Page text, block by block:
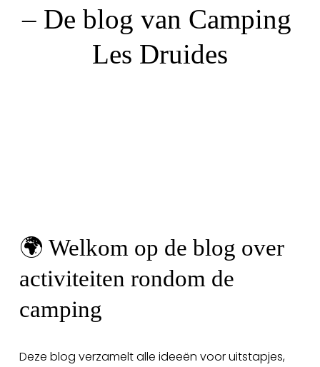
– De blog van Camping
Les Druides
🌍 Welkom op de blog over
activiteiten rondom de
camping
Deze blog verzamelt alle ideeën voor uitstapjes,